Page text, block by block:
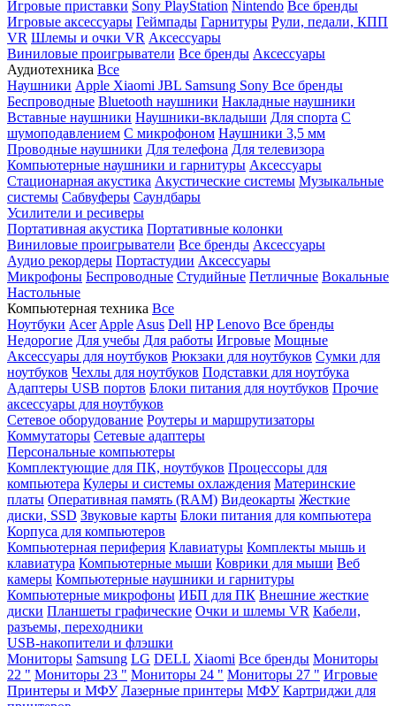
Игровые приставки Sony PlayStation Nintendo Все бренды
Игровые аксессуары Геймпады Гарнитуры Рули, педали, КПП
VR Шлемы и очки VR Аксессуары
Виниловые проигрыватели Все бренды Аксессуары
Аудиотехника Все
Наушники Apple Xiaomi JBL Samsung Sony Все бренды
Беспроводные Bluetooth наушники Накладные наушники
Вставные наушники Наушники-вкладыши Для спорта С
шумоподавлением С микрофоном Наушники 3,5 мм
Проводные наушники Для телефона Для телевизора
Компьютерные наушники и гарнитуры Аксессуары
Стационарная акустика Акустические системы Музыкальные
системы Сабвуферы Саундбары
Усилители и ресиверы
Портативная акустика Портативные колонки
Виниловые проигрыватели Все бренды Аксессуары
Аудио рекордеры Портастудии Аксессуары
Микрофоны Беспроводные Студийные Петличные Вокальные
Настольные
Компьютерная техника Все
Ноутбуки Acer Apple Asus Dell HP Lenovo Все бренды
Недорогие Для учебы Для работы Игровые Мощные
Аксессуары для ноутбуков Рюкзаки для ноутбуков Сумки для
ноутбуков Чехлы для ноутбуков Подставки для ноутбука
Адаптеры USB портов Блоки питания для ноутбуков Прочие
аксессуары для ноутбуков
Сетевое оборудование Роутеры и маршрутизаторы
Коммутаторы Сетевые адаптеры
Персональные компьютеры
Комплектующие для ПК, ноутбуков Процессоры для
компьютера Кулеры и системы охлаждения Материнские
платы Оперативная память (RAM) Видеокарты Жесткие
диски, SSD Звуковые карты Блоки питания для компьютера
Корпуса для компьютеров
Компьютерная периферия Клавиатуры Комплекты мышь и
клавиатура Компьютерные мыши Коврики для мыши Веб
камеры Компьютерные наушники и гарнитуры
Компьютерные микрофоны ИБП для ПК Внешние жесткие
диски Планшеты графические Очки и шлемы VR Кабели,
разъемы, переходники
USB-накопители и флэшки
Мониторы Samsung LG DELL Xiaomi Все бренды Мониторы
22 " Мониторы 23 " Мониторы 24 " Мониторы 27 " Игровые
Принтеры и МФУ Лазерные принтеры МФУ Картриджи для